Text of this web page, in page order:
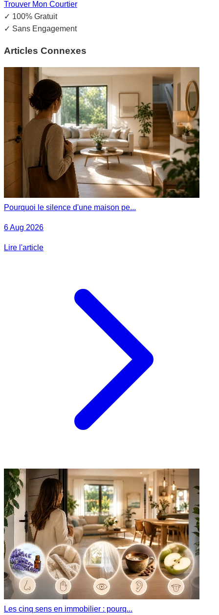
Trouver Mon Courtier
✓ 100% Gratuit
✓ Sans Engagement
Articles Connexes
Pourquoi le silence d'une maison pe...
6 Aug 2026
Lire l'article
Les cinq sens en immobilier : pourq...